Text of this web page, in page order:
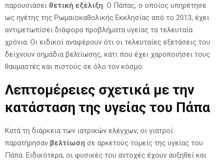
παρουσιάσει θετική εξέλιξη . Ο Πάπας, ο οποίος υπηρέτησε
ως ηγέτης της Ρωμαιοκαθολικής Εκκλησίας από το 2013, έχει
αντιμετωπίσει διάφορα προβλήματα υγείας τα τελευταία
χρόνια. Οι ειδικοί αναφέρουν ότι οι τελευταίες εξετάσεις του
δείχνουν σημάδια βελτίωσης, κάτι που έχει χαροποιήσει τους
θαυμαστές και πιστούς σε όλο τον κόσμο.
Λεπτομέρειες σχετικά με την
κατάσταση της υγείας του Πάπα
Κατά τη διάρκεια των ιατρικών ελέγχων, οι γιατροί
παρατήρησαν βελτίωση σε αρκετούς τομείς της υγείας του
Πάπα. Ειδικότερα, οι φυσικές του αντοχές έχουν αυξηθεί και